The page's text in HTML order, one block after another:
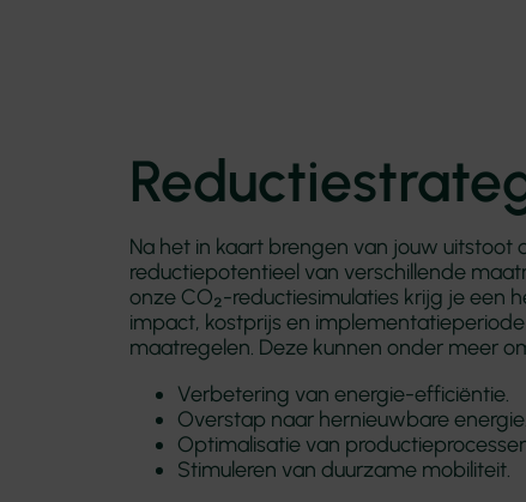
Na het in kaart brengen van jouw uitstoot
reductiepotentieel van verschillende
onze CO₂-reductiesimulaties krijg je een
impact, kostprijs en
maatregelen. Deze kunnen onder meer
Verbetering van energie-efficiëntie.
Overstap naar hernieuwbare energie.
Optimalisatie van
Stimuleren van duurzame mobiliteit.